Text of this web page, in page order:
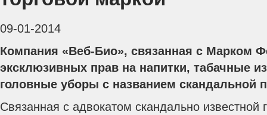
09-01-2014
Компания «Веб-Био», связанная с Марком
эксклюзивных прав на напитки, табачные
головные уборы с названием скандальной
Связанная с адвокатом скандально известной